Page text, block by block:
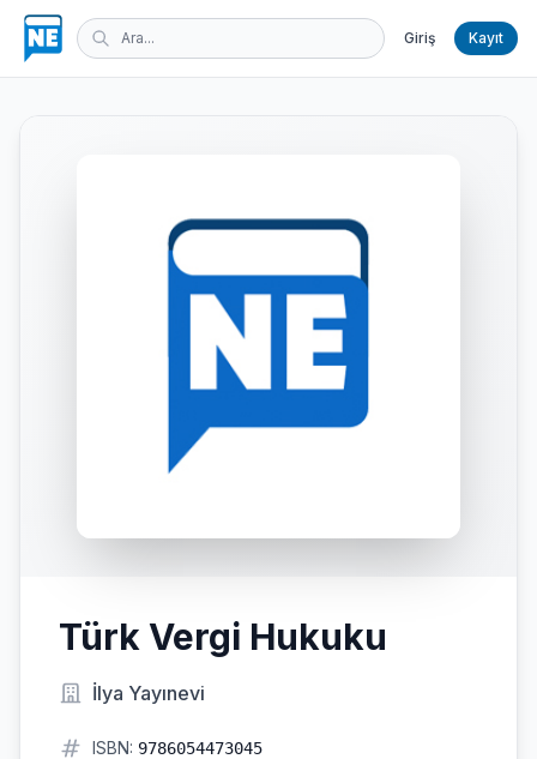
Giriş Kayıt
Türk Vergi Hukuku
İlya Yayınevi
ISBN: 9786054473045